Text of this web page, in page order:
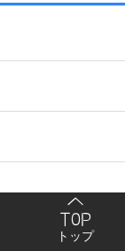
トップ